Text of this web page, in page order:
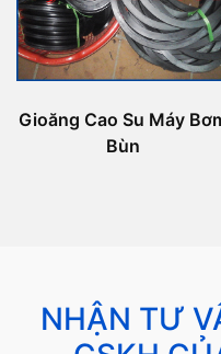
Gioăng Cao Su Máy
Bùn
NHẬN TƯ